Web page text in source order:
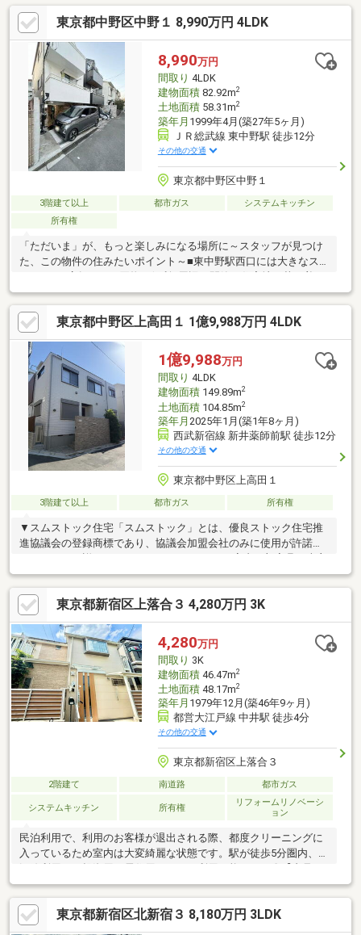
設備保証付き（詳細お問合せください）
東京都中野区中野１ 8,990万円 4LDK
8,990万円
間取り 4LDK
建物面積82.92m2
土地面積58.31m2
築年月 1999年4月(築27年5ヶ月)
ＪＲ総武線 東中野駅 徒歩12分
その他の交通
東京都中野区中野１
3階建て以上 都市ガス
システムキッチン
所有権
「ただいま」が、もっと楽しみになる場所に～スタッフが見つけ
た、この物件の住みたいポイント～■東中野駅西口には大きなス
ーパーが2店舗あって買物が便利■周辺は閑静な住宅地。落ち着い
た環境が魅力です。■山手通りは歩道が広く整備され、ストレス
なく移動できます▼この街と歩んで、30年▼私たちがご紹介した
いのは、家そのものだけでなく、これから皆さんが過ごす「この
街でのまいにち」。陽当たりの良さも、坂道のちょっとした大変
さも、街の素顔をまるごと正直にお話しします。予算のこと、こ
れからのこと。小さな不安もお気軽にお聞かせください。家族の
「いいな」を一緒に育てていきましょう。
東京都中野区上高田１ 1億9,988万円 4LDK
1億9,988万円
間取り 4LDK
建物面積149.89m2
土地面積104.85m2
築年月 2025年1月(築1年8ヶ月)
西武新宿線 新井薬師前駅 徒歩12分
その他の交通
東京都中野区上高田１
3階建て以上 都市ガス 所有権
▼スムストック住宅「スムストック」とは、優良ストック住宅推
進協議会の登録商標であり、協議会加盟会社のみに使用が許諾さ
様にて残置予定、詳細は担当営業までお問合せください。●セッ
トバック部分（約1.9㎡）、隅切り部分（約0.9㎡）あり。●敷地図
は、建物新築時の配置図によります。●太陽光発電設備、蓄電池
あり。●サウナ設備あり。
東京都新宿区上落合３ 4,280万円 3K
4,280万円
間取り 3K
建物面積46.47m2
土地面積48.17m2
築年月 1979年12月(築46年9ヶ月)
都営大江戸線 中井駅 徒歩4分
その他の交通
東京都新宿区上落合３
2階建て 南道路 都市ガス
システムキッチン 所有権
リフォームリノベーシ
ョン
民泊利用で、利用のお客様が退出される際、都度クリーニングに
入っているため室内は大変綺麗な状態です。駅が徒歩5分圏内、4
能日時についてはお気軽にお問い合わせください！】〇■複数沿
線利用可能■2013年大規模リフォーム！ ↓お問い合わせは下記
フリーダイヤル↓＝＝＝＝＝＝＝＝＝＝＝＝＝＝＝＝＝ ０ １
２ ０ - ４ ２ ０ ０ ２ １＝＝＝＝＝＝＝＝＝＝＝＝＝＝＝＝＝ご内
東京都新宿区北新宿３ 8,180万円 3LDK